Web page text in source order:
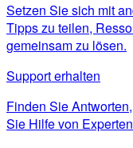
Setzen Sie sich mit
Tipps zu teilen,
gemeinsam zu lösen.
Support erhalten
Finden Sie
Sie Hilfe von